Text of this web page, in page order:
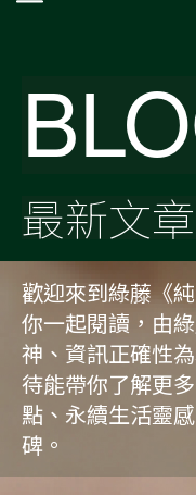
最新文章
歡迎來到綠藤《
你一起閱讀，由
神、資訊正確性
待能帶你了解更
點、永續生活靈
碑。